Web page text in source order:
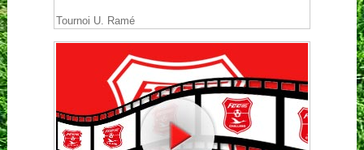
Tournoi U. Ramé